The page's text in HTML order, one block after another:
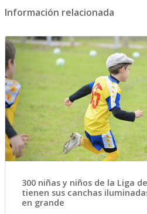
Información relacionada
300 niñas y niños de la Liga
tienen sus canchas
en grande